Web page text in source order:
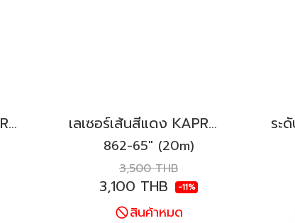
เลเซอร์เส้นสีเขียว KAPRO รุ่น 862G Prolaser® เลเซอร์เส้นสีแดง KAPRO รุ่น 862 Prolaser®
862-65" (20m)
3,500 THB
3,100 THB -11%
สินค้าหมด